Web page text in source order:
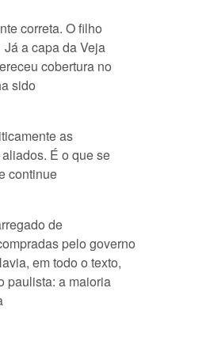
correta. O filho
a capa da Veja
cobertura no
sido
as
É o que se
continue
de
pelo governo
em todo o texto,
paulista: a maioria